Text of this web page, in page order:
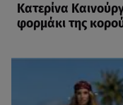
Κατερίνα
φορμάκι της